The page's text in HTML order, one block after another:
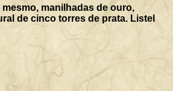
manilhadas de ouro,
de cinco torres de prata. Listel